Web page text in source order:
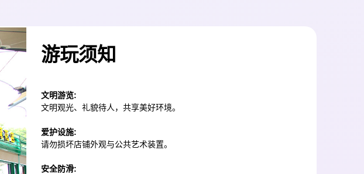
游玩须知
文明游览:
文明观光、礼貌待人，共享美好环境。
爱护设施:
请勿损坏店铺外观与公共艺术装置。
安全防滑: